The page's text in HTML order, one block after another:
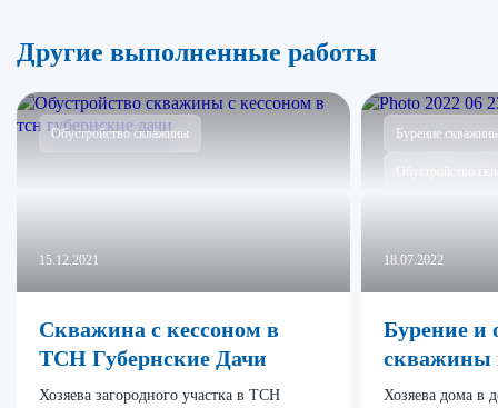
Другие выполненные работы
Обустройство скважины
15.12.2021
Скважина с кессоном в
ТСН Губернские Дачи
Хозяева загородного участка в ТСН
Бурение
Обустройство
18.07.2022
Бурение и
скважины
Хозяева дома в